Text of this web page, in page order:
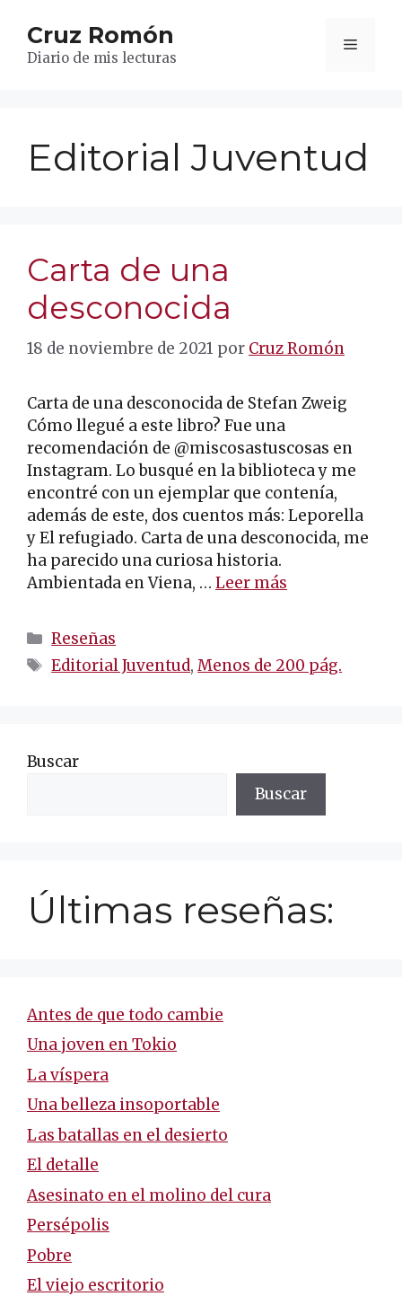
contenido
Cruz Romón
Diario de mis lecturas
Menú
Editorial Juventud
Carta de una
desconocida
18 de noviembre de 2021 por Cruz Romón
Carta de una desconocida de Stefan Zweig
Cómo llegué a este libro? Fue una
recomendación de @miscosastuscosas en
Instagram. Lo busqué en la biblioteca y me
encontré con un ejemplar que contenía,
además de este, dos cuentos más: Leporella
y El refugiado. Carta de una desconocida, me
ha parecido una curiosa historia.
Ambientada en Viena, … Leer más
Categorías
Reseñas
Etiquetas
Editorial Juventud,Menos de 200 pág.
Buscar
Buscar
Últimas reseñas:
Antes de que todo cambie
Una joven en Tokio
La víspera
Una belleza insoportable
Las batallas en el desierto
El detalle
Asesinato en el molino del cura
Persépolis
Pobre
El viejo escritorio